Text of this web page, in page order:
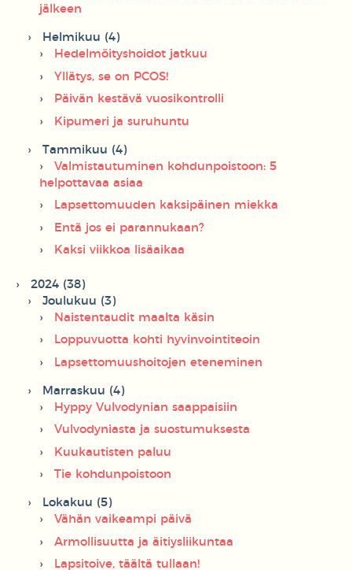
jälkeen
Helmikuu (4)
Hedelmöityshoidot jatkuu
Yllätys, se on PCOS!
Päivän kestävä vuosikontrolli
Kipumeri ja suruhuntu
Tammikuu (4)
Valmistautuminen kohdunpoistoon: 5
helpottavaa asiaa
Lapsettomuuden kaksipäinen miekka
Entä jos ei parannukaan?
Kaksi viikkoa lisäaikaa
2024 (38)
Joulukuu (3)
Naistentaudit maalta käsin
Loppuvuotta kohti hyvinvointiteoin
Lapsettomuushoitojen eteneminen
Marraskuu (4)
Hyppy Vulvodynian saappaisiin
Vulvodyniasta ja suostumuksesta
Kuukautisten paluu
Tie kohdunpoistoon
Lokakuu (5)
Vähän vaikeampi päivä
Armollisuutta ja äitiysliikuntaa
Lapsitoive, täältä tullaan!